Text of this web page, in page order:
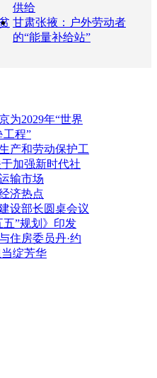
供给
甘肃张掖：户外劳动者
的“能量补给站”
为2029年“世界
工程”
产和劳动保护工
加强新时代社
输市场
济热点
设部长圆桌会议
五”规划》印发
住房委员丹·约
绽芳华